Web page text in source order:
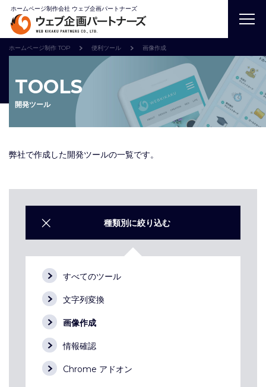
ホームページ制作会社 ウェブ企画パートナーズ
ホームページ制作 TOP 便利ツール 画像作成
TOOLS
開発ツール
弊社で作成した開発ツールの一覧です。
種類別に絞り込む
すべてのツール
文字列変換
画像作成
情報確認
Chrome アドオン